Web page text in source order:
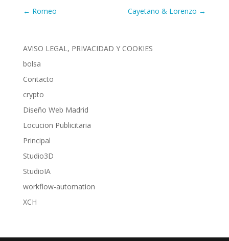
← Romeo Cayetano & Lorenzo →
AVISO LEGAL, PRIVACIDAD Y COOKIES
bolsa
Contacto
crypto
Diseño Web Madrid
Locucion Publicitaria
Principal
Studio3D
StudioIA
workflow-automation
XCH